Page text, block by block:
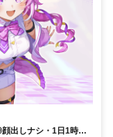
出しナシ・1日1時間